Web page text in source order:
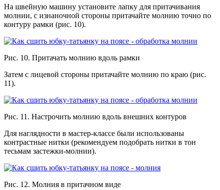
На швейную машину установите лапку для притачивания
молнии, с изнаночной стороны притачайте молнию точно по
контуру рамки (рис. 10).
Рис. 10. Притачать молнию вдоль рамки
Затем с лицевой стороны притачайте молнию по краю (рис.
11).
Рис. 11. Настрочить молнию вдоль внешних контуров
Для наглядности в мастер-классе были использованы
контрастные нитки (рекомендуем подобрать нитки в тон
тесьмам застежки-молнии).
Рис. 12. Молния в притачном виде